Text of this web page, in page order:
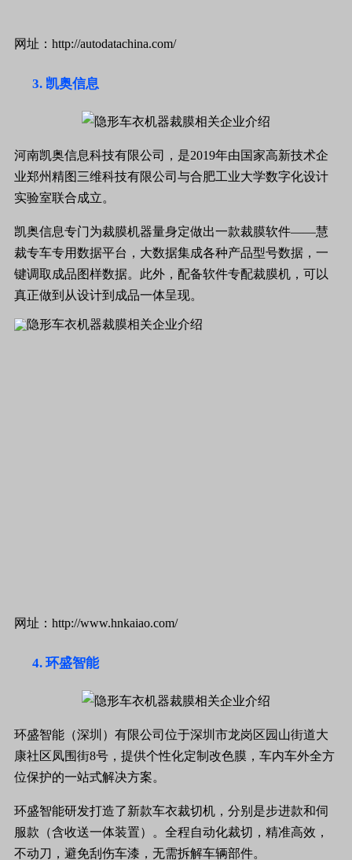
网址：http://autodatachina.com/
凯奥信息
河南凯奥信息科技有限公司，是2019年由国家高新技术企
业郑州精图三维科技有限公司与合肥工业大学数字化设计
实验室联合成立。
凯奥信息专门为裁膜机器量身定做出一款裁膜软件——慧
裁专车专用数据平台，大数据集成各种产品型号数据，一
键调取成品图样数据。此外，配备软件专配裁膜机，可以
真正做到从设计到成品一体呈现。
网址：http://www.hnkaiao.com/
环盛智能
环盛智能（深圳）有限公司位于深圳市龙岗区园山街道大
康社区凤围街8号，提供个性化定制改色膜，车内车外全方
位保护的一站式解决方案。
环盛智能研发打造了新款车衣裁切机，分别是步进款和伺
服款（含收送一体装置）。全程自动化裁切，精准高效，
不动刀，避免刮伤车漆，无需拆解车辆部件。